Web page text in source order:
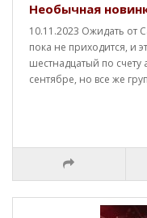
Необычная
10.11.2023 Ожидать от
пока не приходится, и
шестнадцатый по
сентябре, но все же